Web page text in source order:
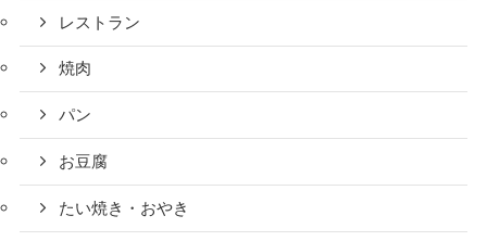
レストラン
焼肉
パン
お豆腐
たい焼き・おやき